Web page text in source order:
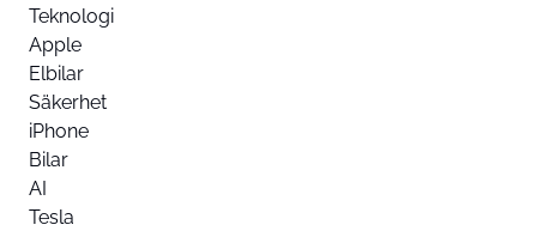
Teknologi
Apple
Elbilar
Säkerhet
iPhone
Bilar
AI
Tesla